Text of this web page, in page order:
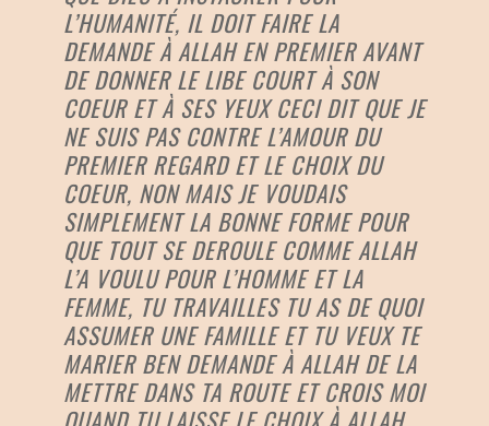
L’HUMANITÉ, IL DOIT FAIRE LA
DEMANDE À ALLAH EN PREMIER AVANT
DE DONNER LE LIBE COURT À SON
COEUR ET À SES YEUX CECI DIT QUE JE
NE SUIS PAS CONTRE L’AMOUR DU
PREMIER REGARD ET LE CHOIX DU
COEUR, NON MAIS JE VOUDAIS
SIMPLEMENT LA BONNE FORME POUR
QUE TOUT SE DEROULE COMME ALLAH
L’A VOULU POUR L’HOMME ET LA
FEMME, TU TRAVAILLES TU AS DE QUOI
ASSUMER UNE FAMILLE ET TU VEUX TE
MARIER BEN DEMANDE À ALLAH DE LA
METTRE DANS TA ROUTE ET CROIS MOI